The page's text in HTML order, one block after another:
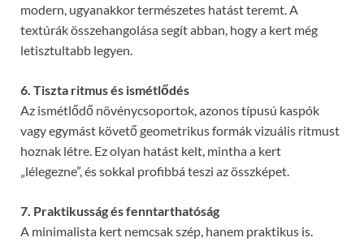
modern, ugyanakkor természetes hatást teremt. A
textúrák összehangolása segít abban, hogy a kert még
letisztultabb legyen.
6. Tiszta ritmus és ismétlődés
Az ismétlődő növénycsoportok, azonos típusú kaspók
vagy egymást követő geometrikus formák vizuális ritmust
hoznak létre. Ez olyan hatást kelt, mintha a kert
„lélegezne”, és sokkal profibbá teszi az összképet.
7. Praktikusság és fenntarthatóság
A minimalista kert nemcsak szép, hanem praktikus is.